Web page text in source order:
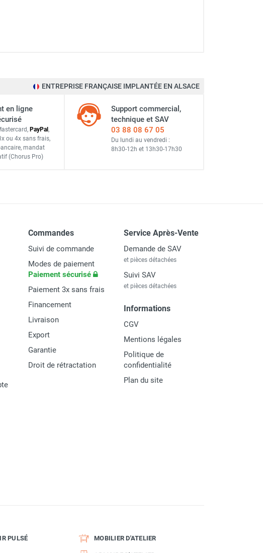
ENTREPRISE FRANÇAISE IMPLANTÉE EN ALSACE
en ligne
PayPal ,
ou 4x sans frais,
, mandat
(Chorus Pro)
Support commercial,
technique et SAV
03 88 08 67 05
Du lundi au vendredi :
8h30-12h et 13h30-17h30
Commandes
Suivi de commande
Modes de paiement
Paiement sécurisé
Paiement 3x sans frais
Financement
Livraison
Export
Garantie
Droit de rétractation
Service Après-Vente
Demande de SAV
et pièces détachées
Suivi SAV
et pièces détachées
Informations
CGV
Mentions légales
Politique de
confidentialité
Plan du site
PULSÉ
MOBILIER D'ATELIER